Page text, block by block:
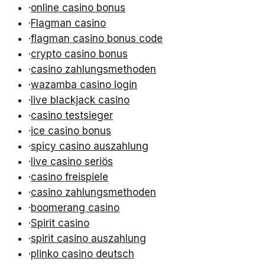
·online casino bonus
·Flagman casino
·flagman casino bonus code
·crypto casino bonus
·casino zahlungsmethoden
·wazamba casino login
·live blackjack casino
·casino testsieger
·ice casino bonus
·spicy casino auszahlung
·live casino seriös
·casino freispiele
·casino zahlungsmethoden
·boomerang casino
·Spirit casino
·spirit casino auszahlung
·plinko casino deutsch